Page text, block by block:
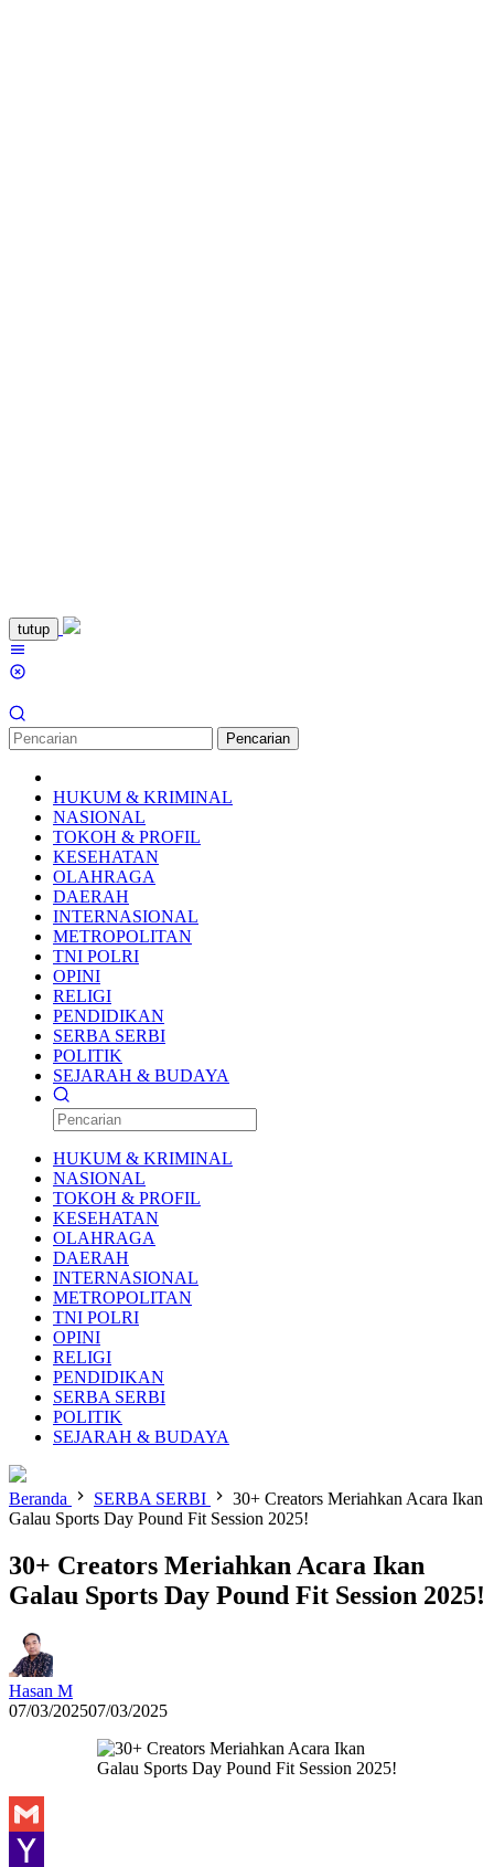
Loncat
ke
konten
tutup
Pencarian
HUKUM & KRIMINAL
NASIONAL
TOKOH & PROFIL
KESEHATAN
OLAHRAGA
DAERAH
INTERNASIONAL
METROPOLITAN
TNI POLRI
OPINI
RELIGI
PENDIDIKAN
SERBA SERBI
POLITIK
SEJARAH & BUDAYA
HUKUM & KRIMINAL
NASIONAL
TOKOH & PROFIL
KESEHATAN
OLAHRAGA
DAERAH
INTERNASIONAL
METROPOLITAN
TNI POLRI
OPINI
RELIGI
PENDIDIKAN
SERBA SERBI
POLITIK
SEJARAH & BUDAYA
Beranda SERBA SERBI
30+ Creators Meriahkan Acara Ikan
Galau Sports Day Pound Fit Session 2025!
30+ Creators Meriahkan Acara Ikan
Galau Sports Day Pound Fit Session 2025!
Hasan M
07/03/202507/03/2025
Gmail